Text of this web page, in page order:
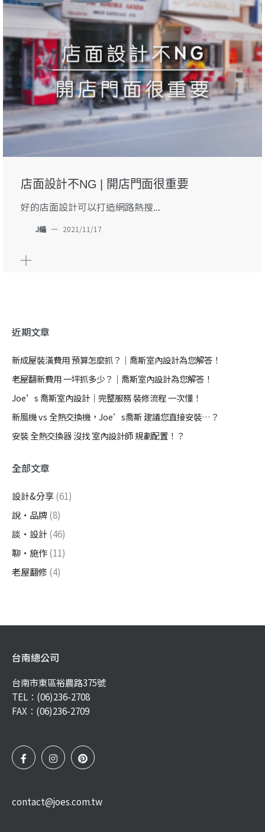
店面設計不NG | 開店門面很重要
好的店面設計可以打造網路熱搜...
J編 — 2021/11/17
近期文章
新成屋裝潢費用 預算怎麼抓？｜喬斯室內設計為您解答！
老屋翻新費用 一坪抓多少？｜喬斯室內設計為您解答！
Joe’s 喬斯室內設計｜完整服務 裝修流程 一次懂！
新風機 vs 全熱交換機，Joe’s喬斯 建議您直接安裝…？
安裝 全熱交換器 沒找 室內設計師 規劃配置！？
全部文章
設計&分享(61)
說・品牌(8)
談・設計(46)
聊・施作(11)
老屋翻修 (4)
台南總公司
台南市東區裕農路375號
TEL： (06)236-2708
FAX：(06)236-2709
contact@joes.com.tw